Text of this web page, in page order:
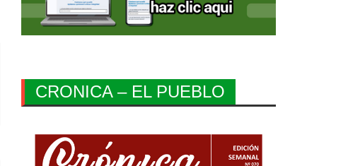
CRONICA – EL PUEBLO